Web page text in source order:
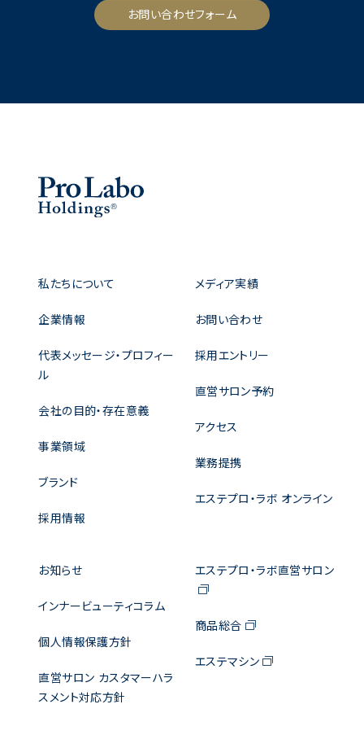
お問い合わせフォーム
私たちについて
企業情報
代表メッセージ・プロフィー
ル
会社の目的・存在意義
事業領域
ブランド
採用情報
メディア実績
お問い合わせ
採用エントリー
直営サロン予約
アクセス
業務提携
エステプロ・ラボ オンライン
お知らせ
インナービューティコラム
個人情報保護方針
直営サロン カスタマーハラ
スメント対応方針
エステプロ・ラボ直営サロン
商品総合
エステマシン